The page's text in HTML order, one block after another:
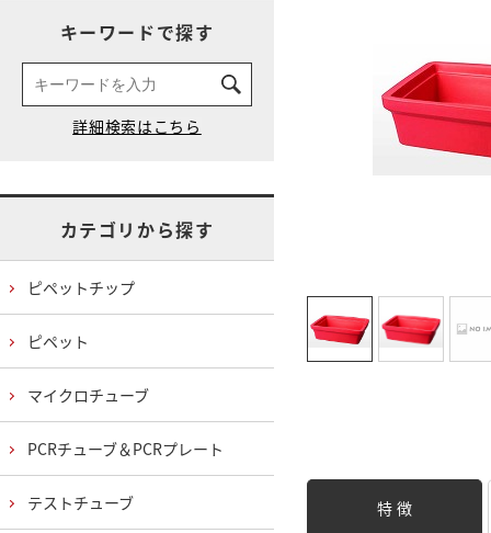
特 徴
キーワードで探す
カテゴリから探す
ピペットチップ
ピペット
マイクロチューブ
PCRチューブ＆PCRプレート
テストチューブ